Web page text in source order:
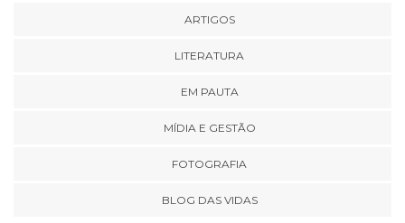
ARTIGOS
LITERATURA
EM PAUTA
MÍDIA E GESTÃO
FOTOGRAFIA
BLOG DAS VIDAS